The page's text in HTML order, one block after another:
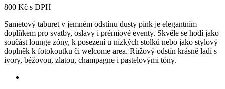
800 Kč s DPH
Sametový taburet v jemném odstínu dusty pink je elegantním
doplňkem pro svatby, oslavy i prémiové eventy. Skvěle se hodí jako
součást lounge zóny, k posezení u nízkých stolků nebo jako stylový
doplněk k fotokoutku či welcome area. Růžový odstín krásně ladí s
ivory, béžovou, zlatou, champagne i pastelovými tóny.